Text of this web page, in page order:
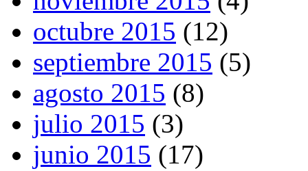
octubre 2015 (12)
septiembre 2015 (5)
agosto 2015 (8)
julio 2015 (3)
junio 2015 (17)